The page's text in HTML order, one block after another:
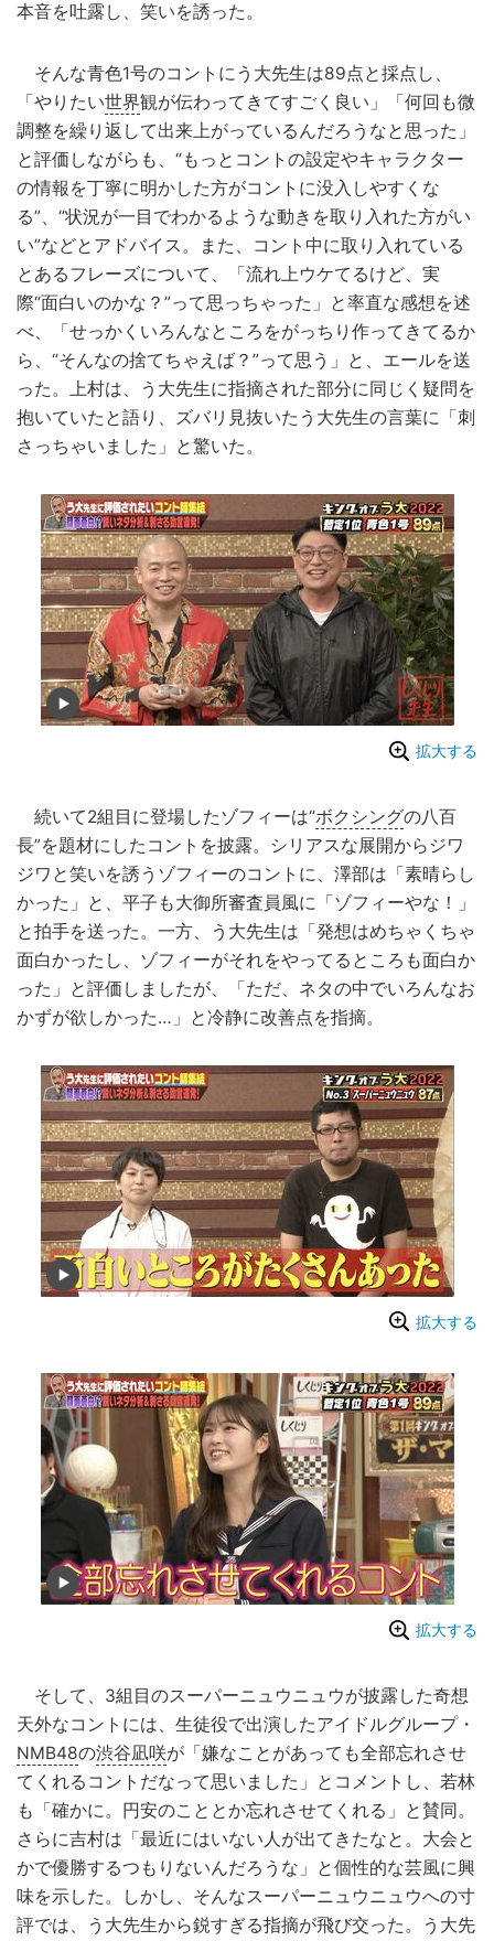
本音を吐露し、笑いを誘った。
そんな青色1号のコントにう大先生は89点と採点し、
「やりたい世界観が伝わってきてすごく良い」「何回も微
調整を繰り返して出来上がっているんだろうなと思った」
と評価しながらも、“もっとコントの設定やキャラクター
の情報を丁寧に明かした方がコントに没入しやすくな
る”、“状況が一目でわかるような動きを取り入れた方がい
い”などとアドバイス。また、コント中に取り入れている
とあるフレーズについて、「流れ上ウケてるけど、実
際“面白いのかな？”って思っちゃった」と率直な感想を述
べ、「せっかくいろんなところをがっちり作ってきてるか
ら、“そんなの捨てちゃえば？”って思う」と、エールを送
った。上村は、う大先生に指摘された部分に同じく疑問を
抱いていたと語り、ズバリ見抜いたう大先生の言葉に「刺
さっちゃいました」と驚いた。
拡大する
続いて2組目に登場したゾフィーは“ボクシングの八百
長”を題材にしたコントを披露。シリアスな展開からジワ
ジワと笑いを誘うゾフィーのコントに、澤部は「素晴らし
かった」と、平子も大御所審査員風に「ゾフィーやな！」
と拍手を送った。一方、う大先生は「発想はめちゃくちゃ
面白かったし、ゾフィーがそれをやってるところも面白か
った」と評価しましたが、「ただ、ネタの中でいろんなお
かずが欲しかった…」と冷静に改善点を指摘。
拡大する
拡大する
そして、3組目のスーパーニュウニュウが披露した奇想
天外なコントには、生徒役で出演したアイドルグループ・
NMB48の渋谷凪咲が「嫌なことがあっても全部忘れさせ
てくれるコントだなって思いました」とコメントし、若林
も「確かに。円安のこととか忘れさせてくれる」と賛同。
さらに吉村は「最近にはいない人が出てきたなと。大会と
かで優勝するつもりないんだろうな」と個性的な芸風に興
味を示した。しかし、そんなスーパーニュウニュウへの寸
評では、う大先生から鋭すぎる指摘が飛び交った。う大先